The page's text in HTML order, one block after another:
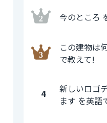
今のところ
この建物は
で教えて!
4
新しいロゴ
ます を英語